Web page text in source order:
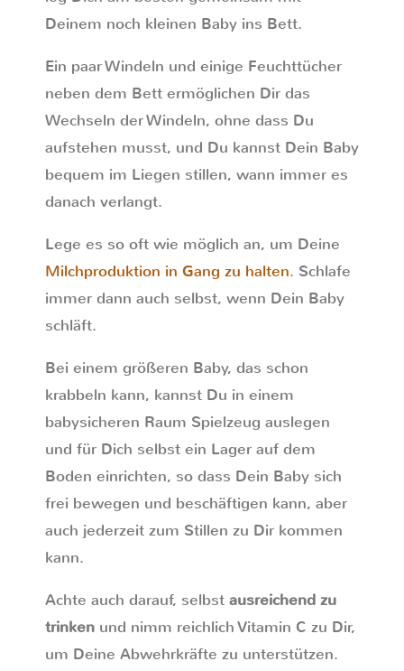
Deinem noch kleinen Baby ins Bett.
Ein paar Windeln und einige Feuchttücher
neben dem Bett ermöglichen Dir das
Wechseln der Windeln, ohne dass Du
aufstehen musst, und Du kannst Dein Baby
bequem im Liegen stillen, wann immer es
danach verlangt.
Lege es so oft wie möglich an, um Deine
Milchproduktion in Gang zu halten. Schlafe
immer dann auch selbst, wenn Dein Baby
schläft.
Bei einem größeren Baby, das schon
krabbeln kann, kannst Du in einem
babysicheren Raum Spielzeug auslegen
und für Dich selbst ein Lager auf dem
Boden einrichten, so dass Dein Baby sich
frei bewegen und beschäftigen kann, aber
auch jederzeit zum Stillen zu Dir kommen
kann.
Achte auch darauf, selbst ausreichend zu
trinken und nimm reichlich Vitamin C zu Dir,
um Deine Abwehrkräfte zu unterstützen.